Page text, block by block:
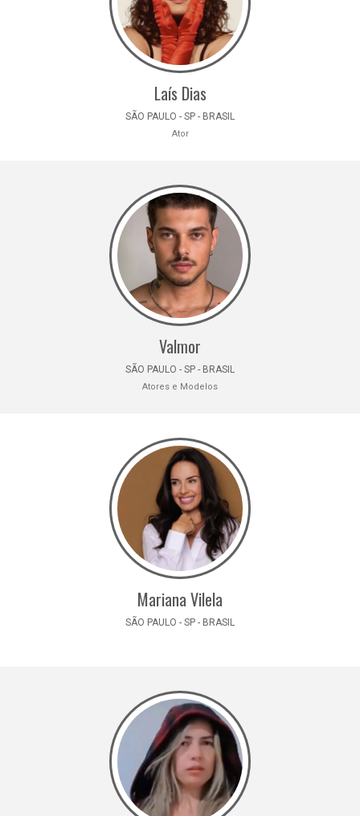
Laís Dias
SÃO PAULO - SP - BRASIL
Ator
Valmor
SÃO PAULO - SP - BRASIL
Atores e Modelos
Mariana Vilela
SÃO PAULO - SP - BRASIL